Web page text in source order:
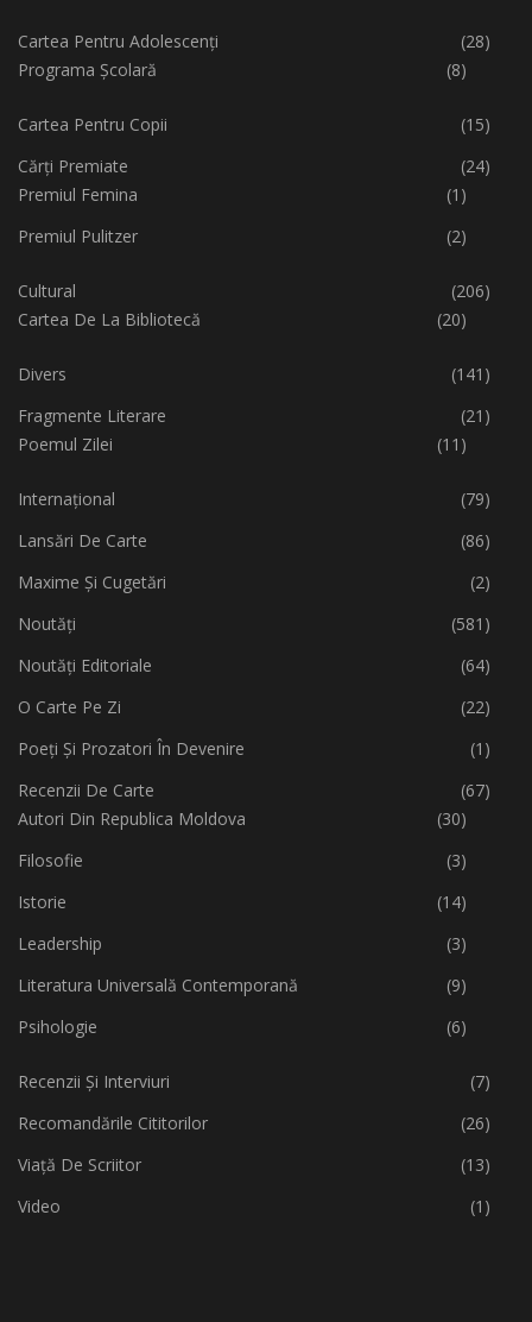
Cartea Pentru Adolescenți
(28)
Programa Școlară
(8)
Cartea Pentru Copii
(15)
Cărți Premiate
(24)
Premiul Femina
(1)
Premiul Pulitzer
(2)
Cultural
(206)
Cartea De La Bibliotecă
(20)
Divers
(141)
Fragmente Literare
(21)
Poemul Zilei
(11)
Internațional
(79)
Lansări De Carte
(86)
Maxime Și Cugetări
(2)
Noutăți
(581)
Noutăți Editoriale
(64)
O Carte Pe Zi
(22)
Poeți Și Prozatori În Devenire
(1)
Recenzii De Carte
(67)
Autori Din Republica Moldova
(30)
Filosofie
(3)
Istorie
(14)
Leadership
(3)
Literatura Universală Contemporană
(9)
Psihologie
(6)
Recenzii Și Interviuri
(7)
Recomandările Cititorilor
(26)
Viață De Scriitor
(13)
Video
(1)